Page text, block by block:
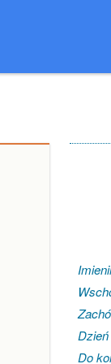
Do